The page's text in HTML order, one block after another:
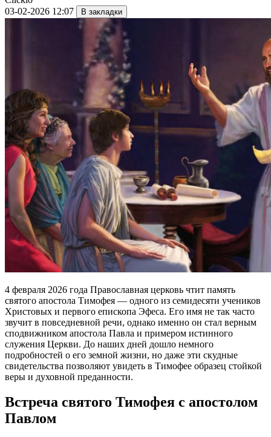
03-02-2026 12:07
4 февраля 2026 года Православная церковь чтит память
святого апостола Тимофея — одного из семидесяти учеников
Христовых и первого епископа Эфеса. Его имя не так часто
звучит в повседневной речи, однако именно он стал верным
сподвижником апостола Павла и примером истинного
служения Церкви. До наших дней дошло немного
подробностей о его земной жизни, но даже эти скудные
свидетельства позволяют увидеть в Тимофее образец стойкой
веры и духовной преданности.
Встреча святого Тимофея с апостолом
Павлом